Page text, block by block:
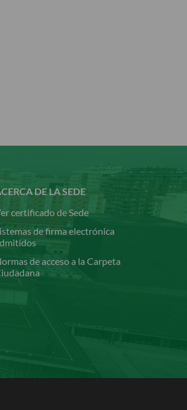
DE LA SEDE
certificado de Sede
de firma electrónica
de acceso a la Carpeta